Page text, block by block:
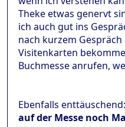
Theke etwas genervt
ich auch gut ins
nach kurzem
Visitenkarten
Buchmesse anrufen,
Ebenfalls enttäuschend:
auf der Messe noch